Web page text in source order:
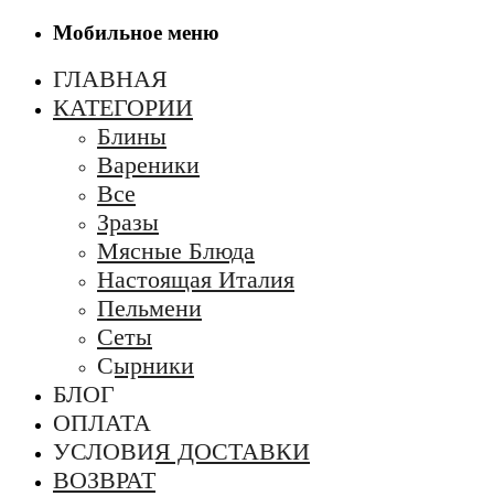
Мобильное меню
ГЛАВНАЯ
КАТЕГОРИИ
Блины
Вареники
Все
Зразы
Мясные Блюда
Настоящая Италия
Пельмени
Сеты
Сырники
БЛОГ
ОПЛАТА
УСЛОВИЯ ДОСТАВКИ
ВОЗВРАТ